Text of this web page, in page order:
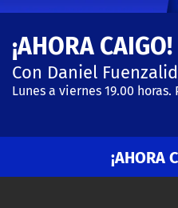
CASTING TVN VERTICAL
TVN VERTICAL
TVN PLAY
¡AHORA CAIGO!
Con Daniel
Lunes a viernes 19.00
¡AHORA